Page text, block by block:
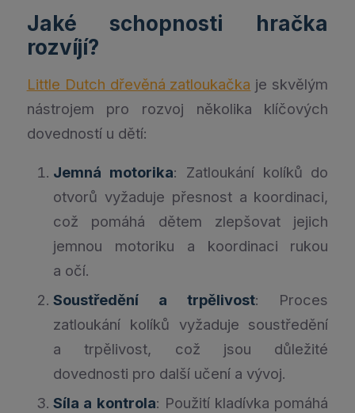
Jaké schopnosti hračka
rozvíjí?
Little Dutch dřevěná zatloukačka je skvělým
nástrojem pro rozvoj několika klíčových
dovedností u dětí:
Jemná motorika: Zatloukání kolíků do
otvorů vyžaduje přesnost a koordinaci,
což pomáhá dětem zlepšovat jejich
jemnou motoriku a koordinaci rukou
a očí.
Soustředění a trpělivost: Proces
zatloukání kolíků vyžaduje soustředění
a trpělivost, což jsou důležité
dovednosti pro další učení a vývoj.
Síla a kontrola: Použití kladívka pomáhá